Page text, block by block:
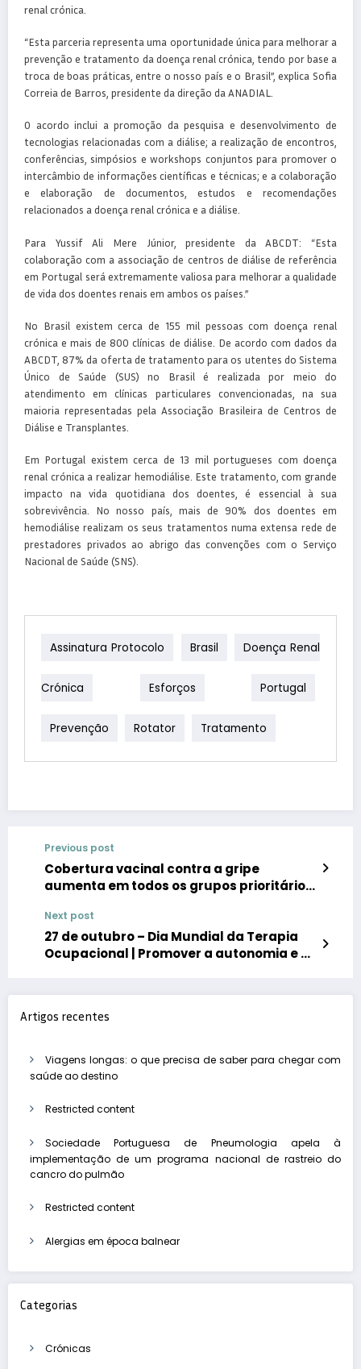
renal crónica.
“Esta parceria representa uma oportunidade única para melhorar a
prevenção e tratamento da doença renal crónica, tendo por base a
troca de boas práticas, entre o nosso país e o Brasil”, explica Sofia
Correia de Barros, presidente da direção da ANADIAL.
O acordo inclui a promoção da pesquisa e desenvolvimento de
tecnologias relacionadas com a diálise; a realização de encontros,
conferências, simpósios e workshops conjuntos para promover o
intercâmbio de informações científicas e técnicas; e a colaboração
e elaboração de documentos, estudos e recomendações
relacionados a doença renal crónica e a diálise.
Para Yussif Ali Mere Júnior, presidente da ABCDT: “Esta
colaboração com a associação de centros de diálise de referência
em Portugal será extremamente valiosa para melhorar a qualidade
de vida dos doentes renais em ambos os países.”
No Brasil existem cerca de 155 mil pessoas com doença renal
crónica e mais de 800 clínicas de diálise. De acordo com dados da
ABCDT, 87% da oferta de tratamento para os utentes do Sistema
Único de Saúde (SUS) no Brasil é realizada por meio do
atendimento em clínicas particulares convencionadas, na sua
maioria representadas pela Associação Brasileira de Centros de
Diálise e Transplantes.
Em Portugal existem cerca de 13 mil portugueses com doença
renal crónica a realizar hemodiálise. Este tratamento, com grande
impacto na vida quotidiana dos doentes, é essencial à sua
sobrevivência. No nosso país, mais de 90% dos doentes em
hemodiálise realizam os seus tratamentos numa extensa rede de
prestadores privados ao abrigo das convenções com o Serviço
Nacional de Saúde (SNS).
Assinatura Protocolo Brasil Doença Renal
Crónica Esforços Portugal
Prevenção Rotator Tratamento
Previous post
Cobertura vacinal contra a gripe
aumenta em todos os grupos prioritários
Vacinómetro® época gripal 2024/ 2025
Next post
27 de outubro – Dia Mundial da Terapia
Ocupacional | Promover a autonomia e a
Artigos recentes
Viagens longas: o que precisa de saber para chegar com
saúde ao destino
Restricted content
Sociedade Portuguesa de Pneumologia apela à
implementação de um programa nacional de rastreio do
cancro do pulmão
Restricted content
Alergias em época balnear
Categorias
Crónicas